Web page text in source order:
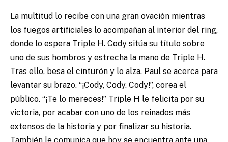
La multitud lo recibe con una gran ovación mientras
los fuegos artificiales lo acompañan al interior del ring,
donde lo espera Triple H. Cody sitúa su título sobre
uno de sus hombros y estrecha la mano de Triple H.
Tras ello, besa el cinturón y lo alza. Paul se acerca para
levantar su brazo. “¡Cody, Cody. Cody!”, corea el
público. “¡Te lo mereces!” Triple H le felicita por su
victoria, por acabar con uno de los reinados más
extensos de la historia y por finalizar su historia.
También le comunica que hoy se encuentra ante una